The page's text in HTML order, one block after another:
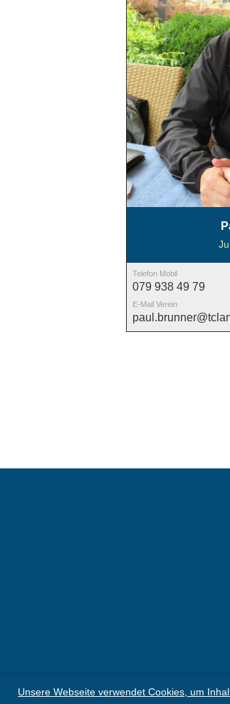
Unsere Webseite verwendet Cookies, um
Telefon Mobil
079 938 49 79
E-Mail Verein